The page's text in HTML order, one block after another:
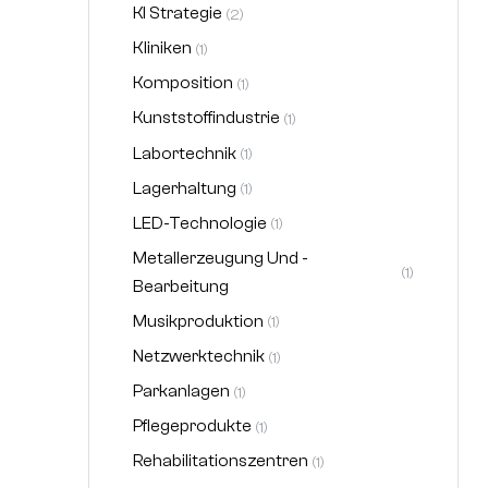
KI Strategie (2)
Kliniken (1)
Komposition (1)
Kunststoffindustrie (1)
Labortechnik (1)
Lagerhaltung (1)
LED-Technologie (1)
Metallerzeugung Und -
Bearbeitung
(1)
Musikproduktion (1)
Netzwerktechnik (1)
Parkanlagen (1)
Pflegeprodukte (1)
Rehabilitationszentren (1)